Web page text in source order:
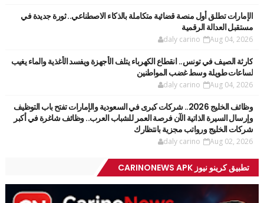
الإمارات تطلق أول منصة قضائية متكاملة بالذكاء الاصطناعي.. ثورة جديدة في
مستقبل العدالة الرقمية
daly carino Aug 04, 2026
كارثة الصيف في تونس.. انقطاع الكهرباء يتلف الأجهزة ويفسد الأغذية والماء يغيب
لساعات طويلة وسط غضب المواطنين
daly carino Aug 04, 2026
وظائف الخليج 2026.. شركات كبرى في السعودية والإمارات تفتح باب التوظيف
وإرسال السيرة الذاتية الآن فرصة العمر للشباب العرب.. وظائف شاغرة في أكبر
شركات الخليج ورواتب مجزية بانتظارك
daly carino Aug 02, 2026
تطبيق كرينو نيوز CARINONEWS APK